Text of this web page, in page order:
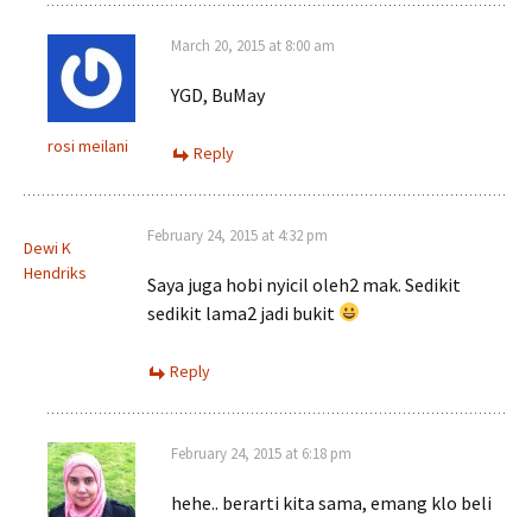
rosi meilani
March 20, 2015 at 8:00 am
YGD, BuMay
Reply
Dewi K
Hendriks
February 24, 2015 at 4:32 pm
Saya juga hobi nyicil oleh2 mak. Sedikit
sedikit lama2 jadi bukit
Reply
February 24, 2015 at 6:18 pm
hehe.. berarti kita sama, emang klo beli